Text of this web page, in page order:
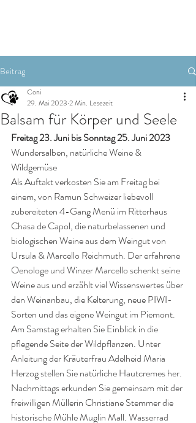
Beitrag
Balsam für Körper und Seele
Coni
29. Mai 2023 2 Min. Lesezeit
Freitag 23. Juni bis Sonntag 25. Juni 2023
Wundersalben, natürliche Weine &
Wildgemüse
Als Auftakt verkosten Sie am Freitag bei
einem, von Ramun Schweizer liebevoll
zubereiteten 4-Gang Menü im Ritterhaus
Chasa de Capol, die naturbelassenen und
biologischen Weine aus dem Weingut von
Ursula & Marcello Reichmuth. Der erfahrene
Oenologe und Winzer Marcello schenkt seine
Weine aus und erzählt viel Wissenswertes über
den Weinanbau, die Kelterung, neue PIWI-
Sorten und das eigene Weingut im Piemont.
Am Samstag erhalten Sie Einblick in die
pflegende Seite der Wildpflanzen. Unter
Anleitung der Kräuterfrau Adelheid Maria
Herzog stellen Sie natürliche Hautcremes her.
Nachmittags erkunden Sie gemeinsam mit der
freiwilligen Müllerin Christiane Stemmer die
historische Mühle Muglin Mall. Wasserrad